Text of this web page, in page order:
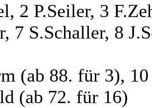
2 P.Seiler, 3
7 S.Schaller, 8
(ab 88. für 3),
(ab 72. für 16)